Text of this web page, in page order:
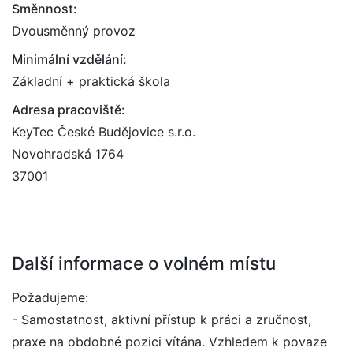
Směnnost:
Dvousměnný provoz
Minimální vzdělání:
Základní + praktická škola
Adresa pracoviště:
KeyTec České Budějovice s.r.o.
Novohradská 1764
37001
Další informace o volném místu
Požadujeme:
- Samostatnost, aktivní přístup k práci a zručnost,
praxe na obdobné pozici vítána. Vzhledem k povaze